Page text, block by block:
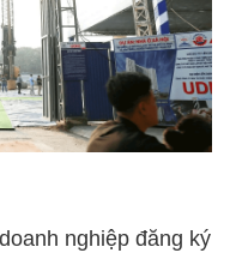
nghiệp đăng ký